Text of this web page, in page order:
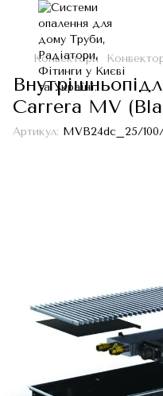
Конвектори
Carrera MV
Артикул: MVB24dc_25/